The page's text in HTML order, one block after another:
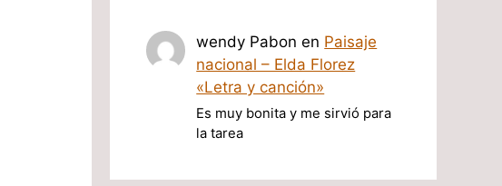
wendy Pabon en Paisaje
nacional – Elda Florez
«Letra y canción»
Es muy bonita y me sirvió para
la tarea